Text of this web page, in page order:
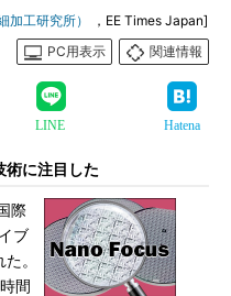
加工研究所）
，EE Times Japan]
PC用表示
関連情報
LINE Hatena
術に注目した
際
ブ
。
間